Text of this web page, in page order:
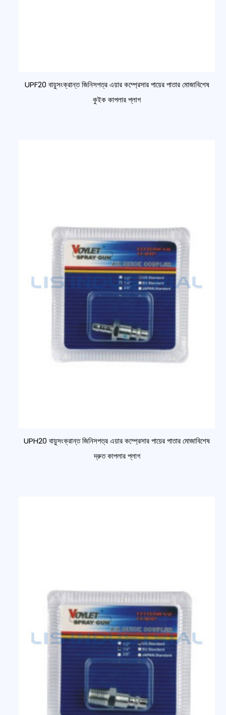
UPF20 বায়ুসংক্রান্ত জিনিসপত্র এয়ার কম্প্রেসার পায়ের পাতার মোজাবিশেষ
কুইক কাপলার প্লাগ
UPH20 বায়ুসংক্রান্ত জিনিসপত্র এয়ার কম্প্রেসার পায়ের পাতার মোজাবিশেষ
দ্রুত কাপলার প্লাগ